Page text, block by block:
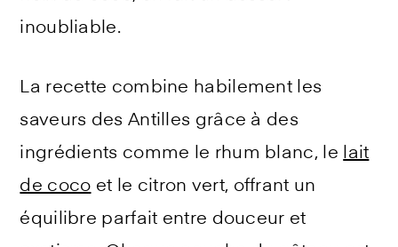
inoubliable.
La recette combine habilement les
saveurs des Antilles grâce à des
ingrédients comme le rhum blanc, le lait
de coco et le citron vert, offrant un
équilibre parfait entre douceur et